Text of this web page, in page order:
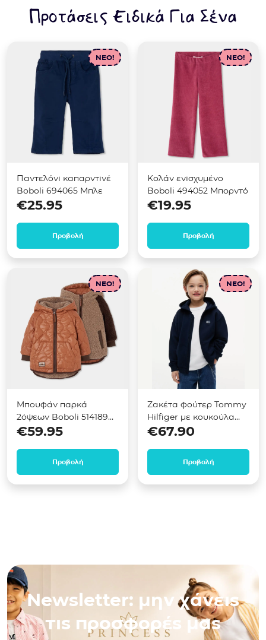
Προτάσεις Ειδικά Για Σένα
NEO!
Παντελόνι καπαρντινέ
Boboli 694065 Μπλε
€25.95
Προβολή
NEO!
Κολάν ενισχυμένο
Boboli 494052 Μπορντό
€19.95
Προβολή
NEO!
Μπουφάν παρκά
2όψεων Boboli 514189
Καφέ
€59.95
Προβολή
NEO!
Ζακέτα φούτερ Tommy
Hilfiger με κουκούλα
Μπλε KB0KB10553
€67.90
Προβολή
Newsletter: μην χάνεις
τις προσφορές μας